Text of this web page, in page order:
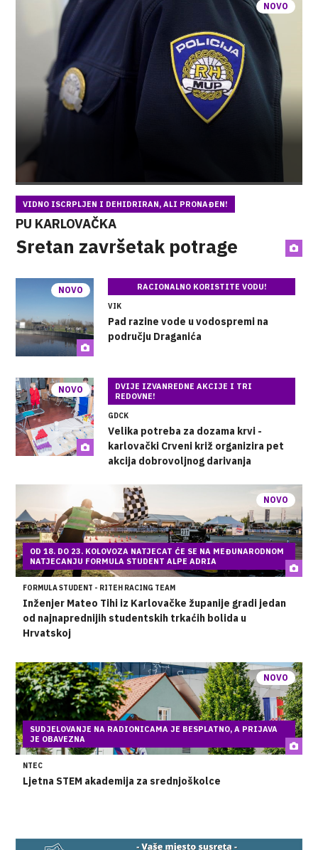
NOVO
VIDNO ISCRPLJEN I DEHIDRIRAN, ALI PRONAĐEN!
PU KARLOVAČKA
Sretan završetak potrage
RACIONALNO KORISTITE VODU!
VIK
Pad razine vode u vodospremi na
području Draganića
NOVO
DVIJE IZVANREDNE AKCIJE I TRI
REDOVNE!
GDCK
Velika potreba za dozama krvi -
karlovački Crveni križ organizira pet
akcija dobrovoljnog darivanja
NOVO
NOVO
OD 18. DO 23. KOLOVOZA NATJECAT ĆE SE NA MEĐUNARODNOM
NATJECANJU FORMULA STUDENT ALPE ADRIA
FORMULA STUDENT - RITEH RACING TEAM
Inženjer Mateo Tihi iz Karlovačke županije gradi jedan
od najnaprednijih studentskih trkaćih bolida u
Hrvatskoj
NOVO
SUDJELOVANJE NA RADIONICAMA JE BESPLATNO, A PRIJAVA
JE OBAVEZNA
NTEC
Ljetna STEM akademija za srednjoškolce